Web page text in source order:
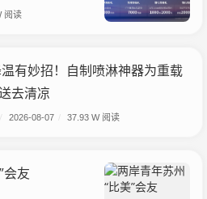
阅读
有妙招！自制喷淋神器为重载
去清凉
2026-08-07 37.93 W 阅读
会友